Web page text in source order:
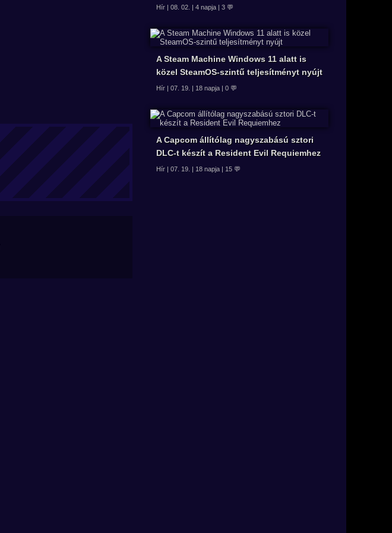
Hír | 08. 02. | 4 napja | 3 💬
A Steam Machine Windows 11 alatt is
közel SteamOS-szintű teljesítményt nyújt
Hír | 07. 19. | 18 napja | 0 💬
A Capcom állítólag nagyszabású sztori
DLC-t készít a Resident Evil Requiemhez
Hír | 07. 19. | 18 napja | 15 💬